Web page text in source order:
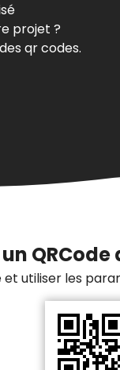
projet ?
qr codes.
utiliser les